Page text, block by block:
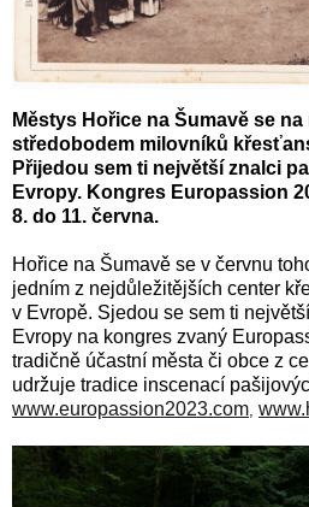
Městys Hořice na Šumavě se
středobodem milovníků
Přijedou sem ti největší znalci
Evropy. Kongres Europassion
8. do 11. června.
Hořice na Šumavě se v červnu
jedním z nejdůležitějších center
v Evropě. Sjedou se sem ti
Evropy na kongres zvaný
tradičně účastní města či obce z
udržuje tradice inscenací
www.europassion2023.com